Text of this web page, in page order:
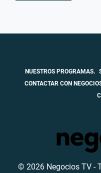
NUESTROS PROGRAMAS.
CONTACTAR CON
© 2026 Negocios TV -